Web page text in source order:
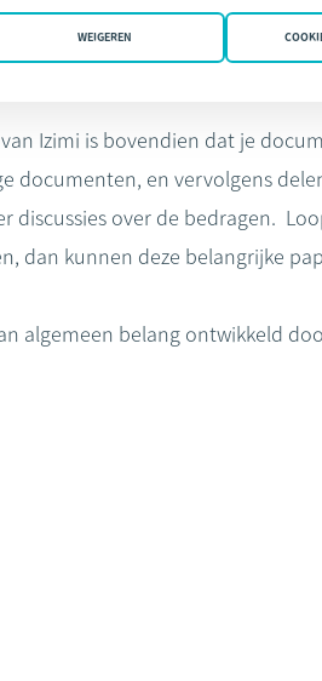
je immers aangeven waar
Izimi is bovendien dat je
documenten, en vervolgens
discussies over de bedragen.
dan kunnen deze belangrijke
algemeen belang ontwikkeld
WEIGEREN